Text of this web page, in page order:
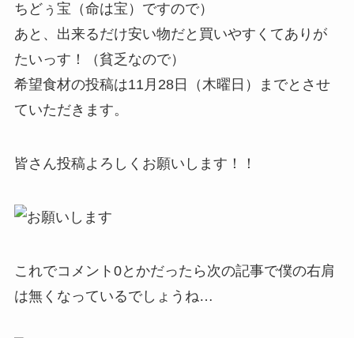
ちどぅ宝（命は宝）ですので）
あと、出来るだけ安い物だと買いやすくてありが
たいっす！（貧乏なので）
希望食材の投稿は11月28日（木曜日）までとさせ
ていただきます。
皆さん投稿よろしくお願いします！！
これでコメント0とかだったら次の記事で僕の右肩
は無くなっているでしょうね…